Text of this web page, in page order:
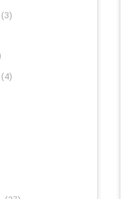
3
4